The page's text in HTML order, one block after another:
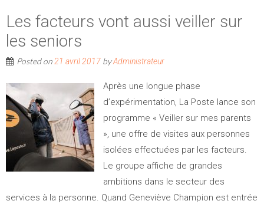
Les facteurs vont aussi veiller sur
les seniors
Posted on21 avril 2017 byAdministrateur
Après une longue phase
d’expérimentation, La Poste lance son
programme « Veiller sur mes parents
», une offre de visites aux personnes
isolées effectuées par les facteurs.
Le groupe affiche de grandes
ambitions dans le secteur des
services à la personne. Quand Geneviève Champion est entrée